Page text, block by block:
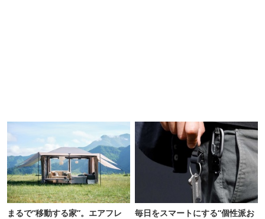
まるで“移動する家”。エアフレ
毎日をスマートにする“個性派お